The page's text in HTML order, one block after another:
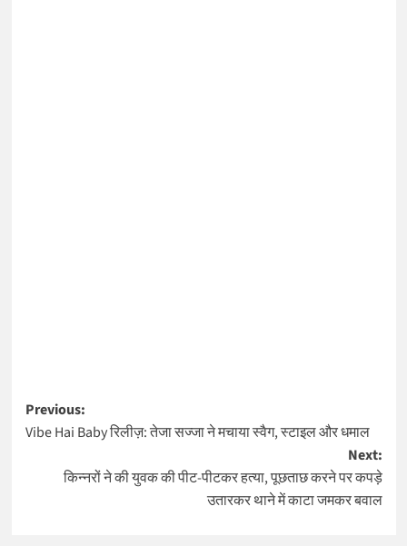
Post
navigation
Previous:
Vibe Hai Baby रिलीज़: तेजा सज्जा ने मचाया स्वैग, स्टाइल और धमाल
Next:
किन्नरों ने की युवक की पीट-पीटकर हत्या, पूछताछ करने पर कपड़े
उतारकर थाने में काटा जमकर बवाल